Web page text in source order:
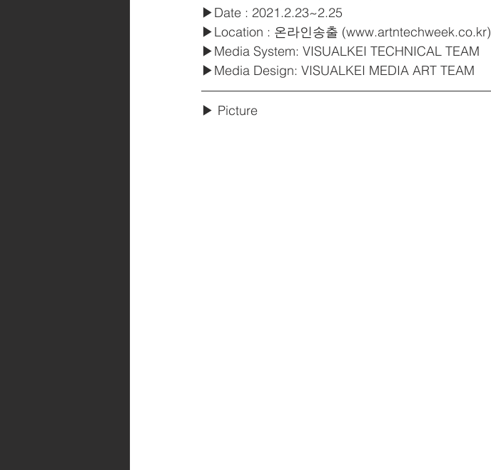
▶Date : 2021.2.23~2.25
▶Location : 온라인송출 (www.artntechweek.co.kr)
▶Media System: VISUALKEI TECHNICAL TEAM
▶Media Design: VISUALKEI MEDIA ART TEAM
▶ Picture